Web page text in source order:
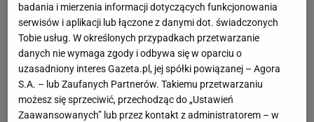
badania i mierzenia informacji dotyczących funkcjonowania
serwisów i aplikacji lub łączone z danymi dot. świadczonych
Tobie usług. W określonych przypadkach przetwarzanie
danych nie wymaga zgody i odbywa się w oparciu o
uzasadniony interes Gazeta.pl, jej spółki powiązanej – Agora
S.A. – lub Zaufanych Partnerów. Takiemu przetwarzaniu
możesz się sprzeciwić, przechodząc do „Ustawień
Zaawansowanych” lub przez kontakt z administratorem – w